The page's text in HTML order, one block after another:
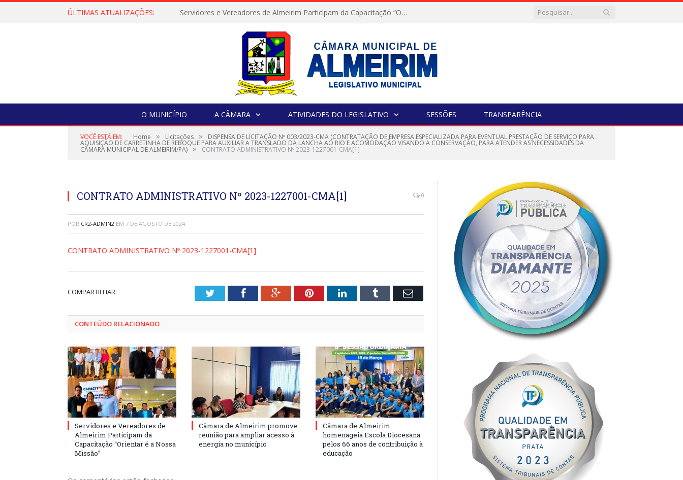
ÚLTIMAS ATUALIZAÇÕES: Servidores e Vereadores de Almeirim Participam da Capacitação “Orientar é a Nossa Missão”
O MUNICÍPIO A CÂMARA ATIVIDADES DO LEGISLATIVO SESSÕES TRANSPARÊNCIA
VOCÊ ESTÁ EM: Home » Licitações » DISPENSA DE LICITAÇÃO Nº 003/2023-CMA (CONTRATAÇÃO DE EMPRESA ESPECIALIZADA PARA EVENTUAL PRESTAÇÃO DE SERVIÇO PARA
AQUISIÇÃO DE CARRETINHA DE REBOQUE PARA AUXILIAR A TRANSLADO DA LANCHA AO RIO E ACOMODAÇÃO VISANDO A CONSERVAÇÃO, PARA ATENDER AS NECESSIDADES DA
CÂMARA MUNICIPAL DE ALMEIRIM/PA) » CONTRATO ADMINISTRATIVO Nº 2023-1227001-CMA[1]
CONTRATO ADMINISTRATIVO Nº 2023-1227001-CMA[1] 0
POR CR2-ADMIN2 EM 7 DE AGOSTO DE 2024
CONTRATO ADMINISTRATIVO Nº 2023-1227001-CMA[1]
COMPARTILHAR: TwitterFacebookGoogle+PinterestLinkedInTumblr Email
CONTEÚDO RELACIONADO
Servidores e Vereadores de
Almeirim Participam da
Capacitação “Orientar é a Nossa
Missão”
Câmara de Almeirim promove
reunião para ampliar acesso à
energia no município
Câmara de Almeirim
homenageia Escola Diocesana
pelos 66 anos de contribuição à
educação